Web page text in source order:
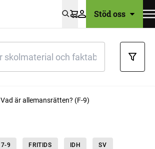
VarukorgStöd oss
Vad är allemansrätten? (F-9)
7-9 FRITIDS IDH SV